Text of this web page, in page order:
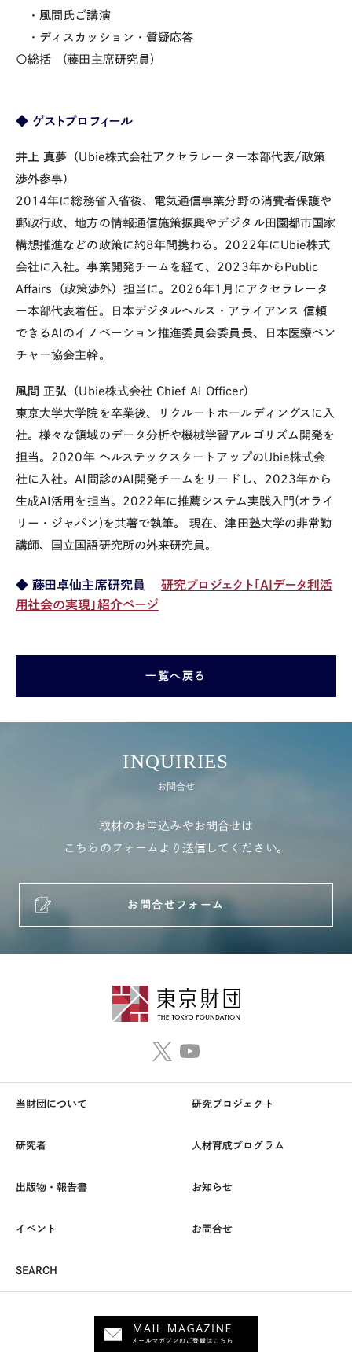
・風間氏ご講演
・ディスカッション・質疑応答
〇総括 (藤田主席研究員 )
◆ ゲストプロフィール
井上 真夢 （Ubie株式会社アクセラレーター本部代表/政策
渉外参事）
2014年に総務省入省後、電気通信事業分野の消費者保護や
郵政行政、地方の情報通信施策振興やデジタル田園都市国家
構想推進などの政策に約8年間携わる。 2022年に Ubie株式
会社に入社。事業開発チームを経て、 2023年から Public
Affairs
（政策渉外）担当に。 2026年1 月にアクセラレータ
ー本部代表着任。日本デジタルヘルス・アライアンス 信頼
できる AI のイノベーション推進委員会委員長、日本医療ベン
チャー協会主幹。
風間 正弘 （ Ubie株式会社 Chief AI Officer）
東京大学大学院を卒業後、リクルートホールディングスに入
社。様々な領域のデータ分析や機械学習アルゴリズム開発を
担当。 2020年 ヘルステックスタートアップのUbie株式会
社に入社。 AI 問診のAI 開発チームをリードし、 2023年から
生成AI活用を担当。 2022年に推薦システム実践入門 (オライ
リー・ジャパン ) を共著で執筆。
現在、津田塾大学の非常勤
講師、国立国語研究所の外来研究員。
◆ 藤田卓仙主席研究員 研究プロジェクト「AIデータ利活
用社会の実現」紹介ページ
一覧へ戻る
INQUIRIES
お問合せ
取材のお申込みやお問合せは
こちらのフォームより送信してください。
お問合せフォーム
当財団について 研究プロジェクト
研究者 人材育成プログラム
出版物・報告書 お知らせ
イベント お問合せ
SEARCH